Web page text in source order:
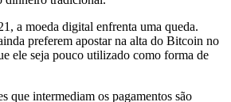
a moeda digital enfrenta uma queda.
preferem apostar na alta do Bitcoin no
ele seja pouco utilizado como forma de
que intermediam os pagamentos são